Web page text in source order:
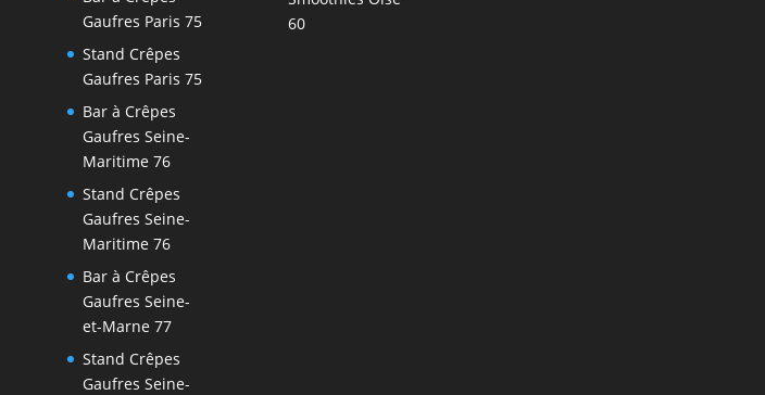
Gaufres Paris 75
Stand Crêpes
Gaufres Paris 75
Bar à Crêpes
Gaufres Seine-
Maritime 76
Stand Crêpes
Gaufres Seine-
Maritime 76
Bar à Crêpes
Gaufres Seine-
et-Marne 77
Stand Crêpes
Gaufres Seine-
60